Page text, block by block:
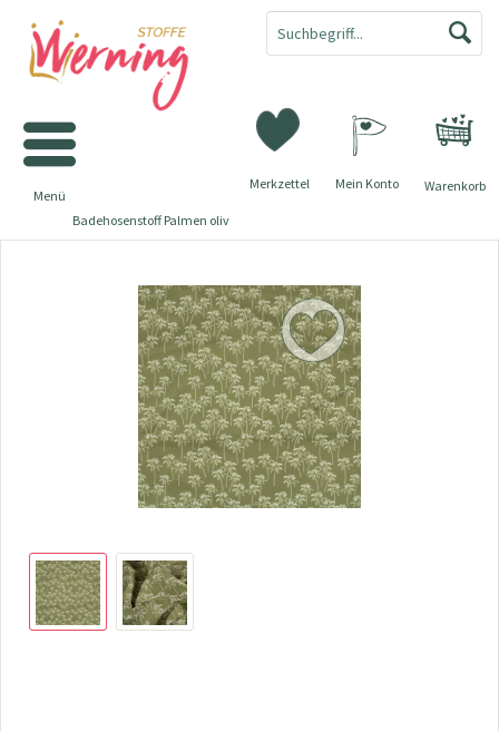
Warenkorb
Merkzettel Mein Konto
Menü
Badehosenstoff Palmen oliv